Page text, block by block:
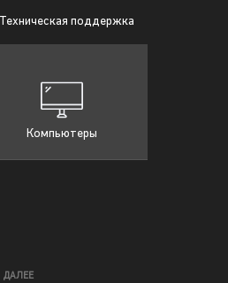
Техническая поддержка
Компьютеры
ДАЛЕЕ